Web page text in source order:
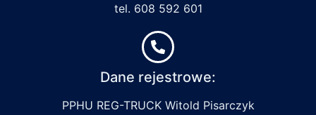
tel. 608 592 601
Dane rejestrowe:
PPHU REG-TRUCK Witold Pisarczyk